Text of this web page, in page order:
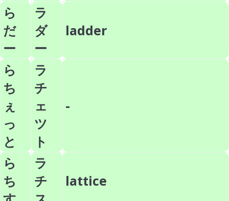
ら
だ
ー
ラ
ダ
ー
ladder
ら
ち
ぇ
っ
と
ラ
チ
ェ
ツ
ト
-
ら
ち
ラ
チ
lattice